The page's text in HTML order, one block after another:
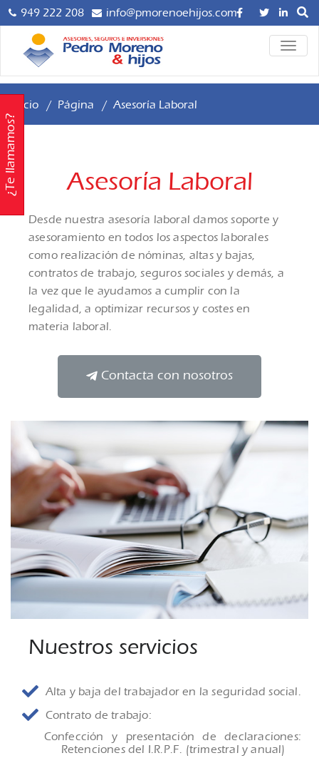
949 222 208 info@pmorenoehijos.com
Pedro
hijos
Asesoría y
Empresas,
Seguros AXA.
Planificación
Inversiones.
Servicio de
Asesoría Digital.
Contáctanos
LA
Inicio / Página /Asesoría Laboral
Asesoría Laboral
Desde nuestra asesoría laboral damos soporte y
asesoramiento en todos los aspectos laborales
como realización de nóminas, altas y bajas,
contratos de trabajo, seguros sociales y demás, a
la vez que le ayudamos a cumplir con la
legalidad, a optimizar recursos y costes en
materia laboral.
Contacta con nosotros
Nuestros servicios
Alta y baja del trabajador en la seguridad social.
Contrato de trabajo:
Confección y presentación de declaraciones:
Retenciones del I.R.P.F. (trimestral y anual)
¿Te llamamos?